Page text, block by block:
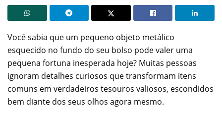
Você sabia que um pequeno objeto metálico
esquecido no fundo do seu bolso pode valer uma
pequena fortuna inesperada hoje? Muitas pessoas
ignoram detalhes curiosos que transformam itens
comuns em verdadeiros tesouros valiosos, escondidos
bem diante dos seus olhos agora mesmo.